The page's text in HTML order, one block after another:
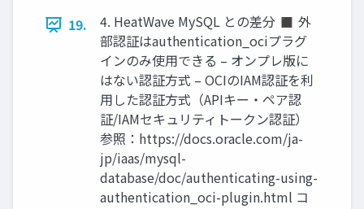
19.
4. HeatWave MySQL との差分 ◼ 外
部認証はauthentication_ociプラグ
インのみ使用できる – オンプレ版に
はない認証方式 – OCIのIAM認証を利
用した認証方式（APIキー・ペア認
証/IAMセキュリティトークン認証）
参照：https://docs.oracle.com/ja-
jp/iaas/mysql-
database/doc/authenticating-using-
authentication_oci-plugin.html コ